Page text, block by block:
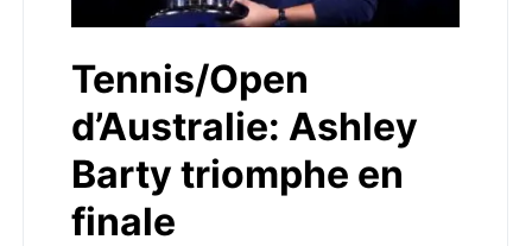
Tennis/Open
d’Australie: Ashley
Barty triomphe en
finale